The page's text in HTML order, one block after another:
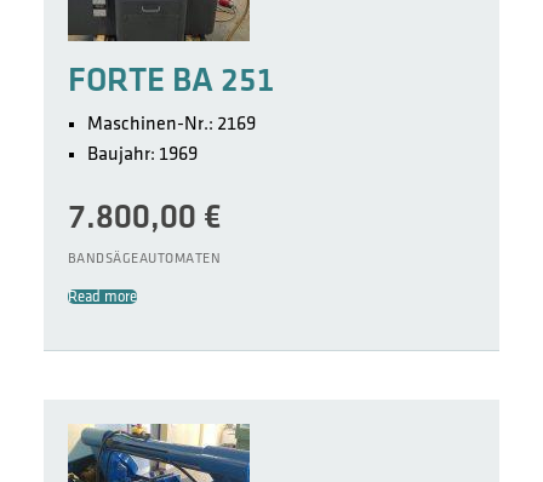
FORTE BA 251
Maschinen-Nr.: 2169
Baujahr: 1969
7.800,00 €
BANDSÄGEAUTOMATEN
Read more